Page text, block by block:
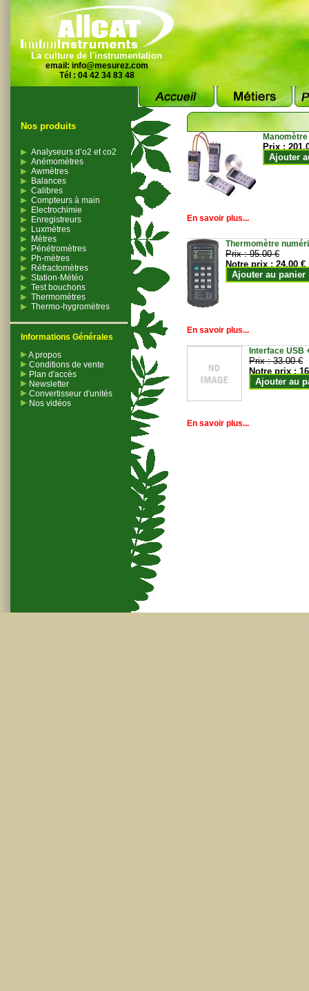
La culture de l'instrumentation
email: info@mesurez.com
Tél : 04 42 34 83 48
Nos produits
Analyseurs d’o2 et co2
Anémomètres
Awmètres
Balances
Calibres
Compteurs à main
Electrochimie
Enregistreurs
Luxmètres
Mètres
Pénétromètres
Ph-mètres
Réfractomètres
Station-Météo
Test bouchons
Thermomètres
Thermo-hygromètres
Informations Générales
A propos
Conditions de vente
Plan d'accès
Newsletter
Convertisseur d'unités
Nos vidéos
Prix :
Ajouter
En savoir plus...
Thermomètre
Prix :95.00 €
Notre prix :24.00 €
Ajouter au panier
En savoir plus...
Interface USB
Prix :33.00 €
Notre prix :
Ajouter au
En savoir plus...